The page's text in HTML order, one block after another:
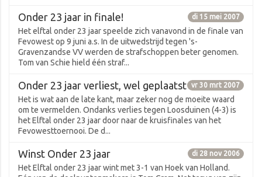
Onder 23 jaar in finale! di 15 mei 2007
Het elftal onder 23 jaar speelde zich vanavond in de finale van
Fevowest op 9 juni a.s. In de uitwedstrijd tegen 's-
Gravenzandse VV werden de strafschoppen beter genomen.
Tom van Schie hield één straf...
Onder 23 jaar verliest, wel geplaatst vr 30 mrt 2007
Het is wat aan de late kant, maar zeker nog de moeite waard
om te vermelden. Ondanks verlies tegen Loosduinen (4-3) is
het Elftal onder 23 jaar door naar de kruisfinales van het
Fevowesttoernooi. De d...
Winst Onder 23 jaar di 28 nov 2006
Het Elftal onder 23 jaar wint met 3-1 van Hoek van Holland.